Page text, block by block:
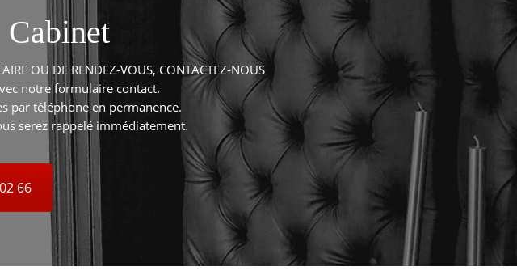
Cabinet
OU DE RENDEZ-VOUS, CONTACTEZ-NOUS
notre formulaire contact.
par téléphone en permanence.
serez rappelé immédiatement.
66